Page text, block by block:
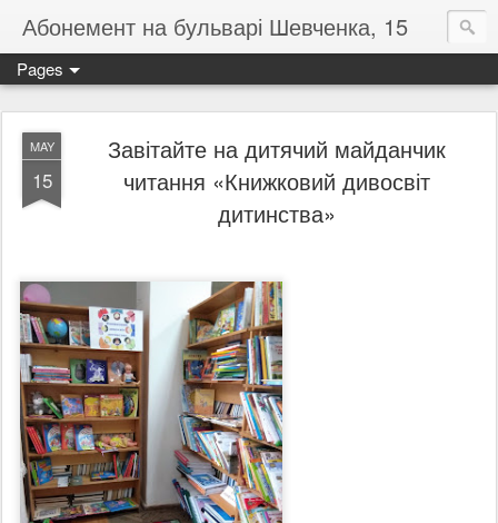
Абонемент на бульварі Шевченка, 15
Pages
MAY
15
Завітайте на дитячий майданчик
читання «Книжковий дивосвіт
дитинства»